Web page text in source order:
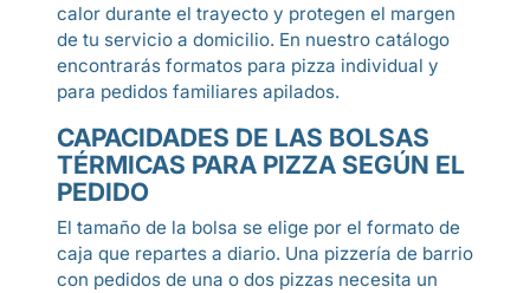
calor durante el trayecto y protegen el margen
de tu servicio a domicilio. En nuestro catálogo
encontrarás formatos para pizza individual y
para pedidos familiares apilados.
CAPACIDADES DE LAS BOLSAS
TÉRMICAS PARA PIZZA SEGÚN EL
PEDIDO
El tamaño de la bolsa se elige por el formato de
caja que repartes a diario. Una pizzería de barrio
con pedidos de una o dos pizzas necesita un